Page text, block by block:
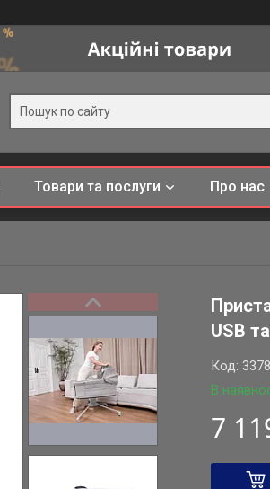
Товари та послуги Про нас
USB
В
Код: 3378
7